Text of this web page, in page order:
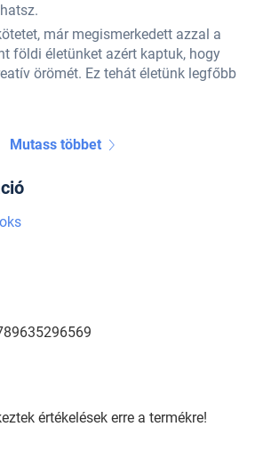
már megismerkedett azzal a
földi életünket azért kaptuk, hogy
örömét. Ez tehát életünk legfőbb
Mutass többet
értékelések erre a termékre!